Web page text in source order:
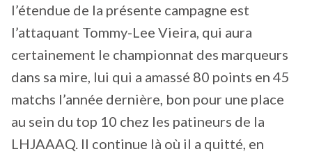
l’étendue de la présente campagne est
l’attaquant Tommy-Lee Vieira, qui aura
certainement le championnat des marqueurs
dans sa mire, lui qui a amassé 80 points en 45
matchs l’année dernière, bon pour une place
au sein du top 10 chez les patineurs de la
LHJAAAQ. Il continue là où il a quitté, en